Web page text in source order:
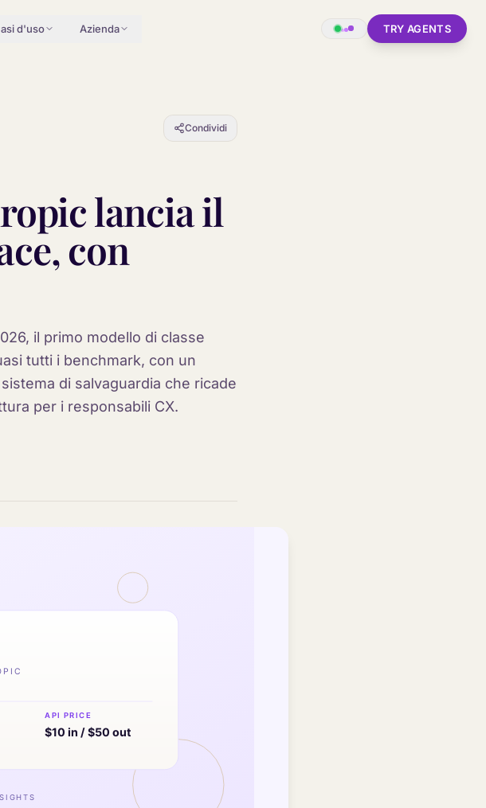
d'uso Azienda TRY AGENTS
Condividi
lancia il
con
il primo modello di classe
tutti i benchmark, con un
di salvaguardia che ricade
per i responsabili CX.